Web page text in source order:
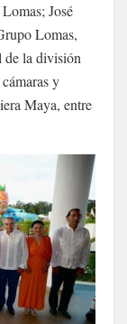
José
Lomas,
de la división
y
Maya, entre